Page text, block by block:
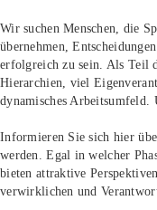
Wir suchen Menschen, die
übernehmen,
erfolgreich zu sein. Als Teil
Hierarchien, viel
dynamisches
Informieren Sie sich hier
werden. Egal in welcher
bieten attraktive
verwirklichen und